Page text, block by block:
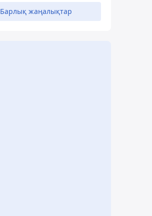
Барлық жаңалықтар